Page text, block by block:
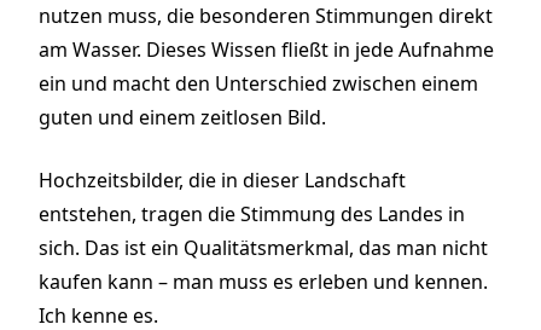
nutzen muss, die besonderen Stimmungen direkt
am Wasser. Dieses Wissen fließt in jede Aufnahme
ein und macht den Unterschied zwischen einem
guten und einem zeitlosen Bild.
Hochzeitsbilder, die in dieser Landschaft
entstehen, tragen die Stimmung des Landes in
sich. Das ist ein Qualitätsmerkmal, das man nicht
kaufen kann – man muss es erleben und kennen.
Ich kenne es.